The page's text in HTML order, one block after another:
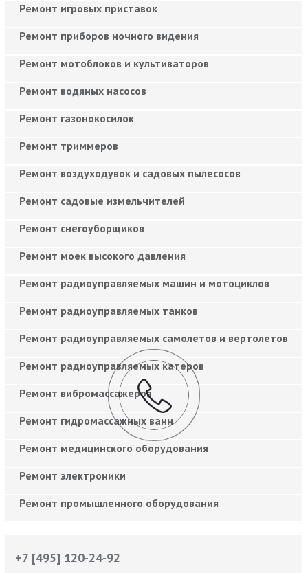
Ремонт игровых приставок
Ремонт приборов ночного видения
Ремонт мотоблоков и культиваторов
Ремонт водяных насосов
Ремонт газонокосилок
Ремонт триммеров
Ремонт воздуходувок и садовых пылесосов
Ремонт садовые измельчителей
Ремонт снегоуборщиков
Ремонт моек высокого давления
Ремонт радиоуправляемых машин и мотоциклов
Ремонт радиоуправляемых танков
Ремонт радиоуправляемых самолетов и вертолетов
Ремонт радиоуправляемых катеров
Ремонт вибромассажеров
Ремонт гидромассажных ванн
Ремонт медицинского оборудования
Ремонт электроники
Ремонт промышленного оборудования
+7 [495] 120-24-92